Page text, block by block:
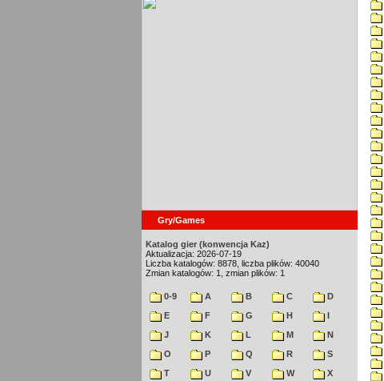
Gry/Games
Katalog gier (konwencja Kaz)
Aktualizacja: 2026-07-19
Liczba katalogów: 8878, liczba plików: 40040
Zmian katalogów: 1, zmian plików: 1
0-9 A B C
D
E
F G H
I
J
K L M
N
O
P Q R
S
T
U V W
X